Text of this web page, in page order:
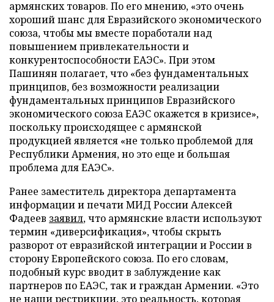
армянских товаров. По его мнению, «это очень
хороший шанс для Евразийского экономического
союза, чтобы мы вместе поработали над
повышением привлекательности и
конкурентоспособности ЕАЭС». При этом
Пашинян полагает, что «без фундаментальных
принципов, без возможности реализации
фундаментальных принципов Евразийского
экономического союза ЕАЭС окажется в кризисе»,
поскольку происходящее с армянской
продукцией является «не только проблемой для
Республики Армения, но это еще и большая
проблема для ЕАЭС».
Ранее заместитель директора департамента
информации и печати МИД России Алексей
Фадеев заявил, что армянские власти используют
термин «диверсификация», чтобы скрыть
разворот от евразийской интеграции и России в
сторону Европейского союза. По его словам,
подобный курс вводит в заблуждение как
партнеров по ЕАЭС, так и граждан Армении. «Это
не наши рестрикции, это реальность, которая